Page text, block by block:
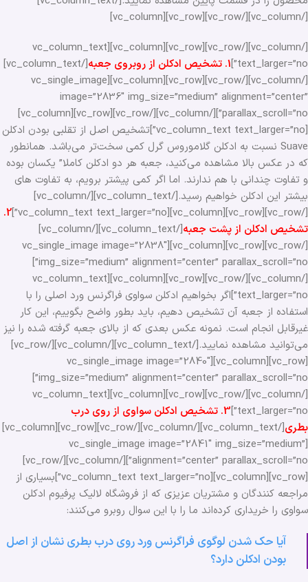
[/vc_column][/vc_row][vc_row][vc_column]
[/vc_column][/vc_row][vc_row][vc_column][vc_column_text
text_larger=”no”] 1. تشخیص ادکلن از روبروی جعبه
[/vc_column_text]
[/vc_column][/vc_row][vc_row][vc_column][vc_single_image
image=”2836″ img_size=”medium” alignment=”center”
parallax_scroll=”no”][/vc_column][/vc_row][vc_row][vc_column]
[vc_column_text text_larger=”no”]تشخیص اصل از تقلبی بودن ادکلن
Suave نسبت به ادکلن گلاموروس گرل کمی سخت‌تر می‌باشد. همانطور
که در عکس بالا مشاهده می‌کنید، جعبه هر دو ادکلن کاملا” یکسان بوده
و تفاوت چندانی با هم ندارند. اما اگر کمی پیشتر برویم، به تفاوت های
بیشتر این ادکلن خواهیم رسید.[/vc_column_text][/vc_column]
[/vc_row][vc_row][vc_column][vc_column_text text_larger=”no”]
2.
تشخیص ادکلن از پشت جعبه
[/vc_column_text][/vc_column]
[/vc_row][vc_row][vc_column][vc_single_image image=”2838″
img_size=”medium” alignment=”center” parallax_scroll=”no”]
[/vc_column][/vc_row][vc_row][vc_column][vc_column_text
text_larger=”no”]اگر بخواهیم ادکلن سواوی فراگرنس ورد اصلی را با
استفاده از جعبه آن تشخیص دهیم، باید بطور واضح بگوییم، این کار
غیرقابل انجام است. نمونه عکس بعدی که از بالای جعبه گرفته شده را نیز
می‌توانید مشاهده نمایید.[/vc_column_text][/vc_column][/vc_row]
[vc_row][vc_column][vc_single_image image=”2840″
img_size=”medium” alignment=”center” parallax_scroll=”no”]
[/vc_column][/vc_row][vc_row][vc_column][vc_column_text
text_larger=”no”]
3. تشخیص ادکلن سواوی از روی درب
بطری
[/vc_column_text][/vc_column][/vc_row][vc_row][vc_column]
[vc_single_image image=”2841″ img_size=”medium”
alignment=”center” parallax_scroll=”no”][/vc_column][/vc_row]
[vc_row][vc_column][vc_column_text text_larger=”no”]بسیاری از
مراجعه کنندگان و مشتریان عزیزی که از فروشگاه لالیک پرفیوم ادکلن
سواوی را خریداری کرده‌اند ما را با این سوال روبرو می‌کنند:
آیا حک شدن لوگوی فراگرنس ورد روی درب بطری نشان از اصل
بودن ادکلن دارد؟